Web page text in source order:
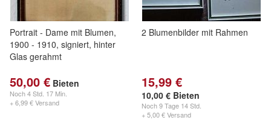
Portrait - Dame mit Blumen,
1900 - 1910, signiert, hinter
Glas gerahmt
50,00 € Bieten
Noch4 Std. 17 Min.
+ 6,99 € Versand
2 Blumenbilder mit Rahmen
15,99 €
10,00 € Bieten
Noch9 Tage 14 Std.
+ 5,00 € Versand